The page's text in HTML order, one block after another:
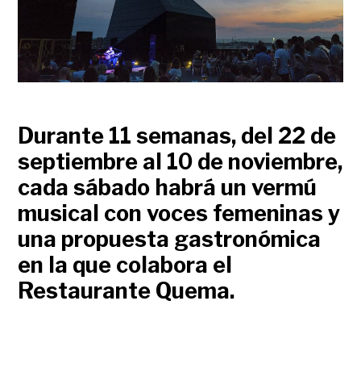
Durante 11 semanas, del 22 de
septiembre al 10 de noviembre,
cada sábado habrá un vermú
musical con voces femeninas y
una propuesta gastronómica
en la que colabora el
Restaurante Quema.